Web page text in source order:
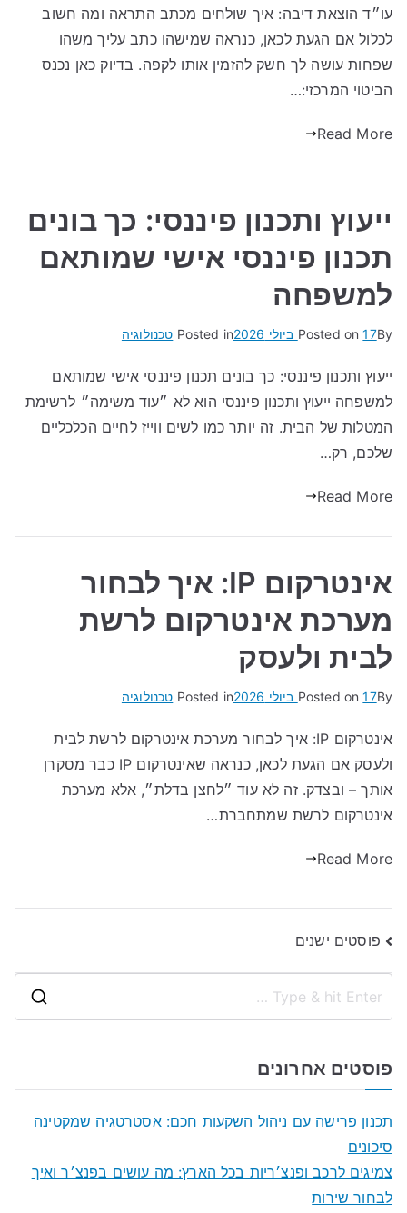
עו״ד הוצאת דיבה: איך שולחים מכתב התראה ומה חשוב
לכלול אם הגעת לכאן, כנראה שמישהו כתב עליך משהו
שפחות עושה לך חשק להזמין אותו לקפה. בדיוק כאן נכנס
הביטוי המרכזי:…
Read More
ייעוץ ותכנון פיננסי: כך בונים
תכנון פיננסי אישי שמותאם
למשפחה
By
Posted on17 ביולי 2026 Posted in טכנולוגיה
ייעוץ ותכנון פיננסי: כך בונים תכנון פיננסי אישי שמותאם
למשפחה ייעוץ ותכנון פיננסי הוא לא ״עוד משימה״ לרשימת
המטלות של הבית. זה יותר כמו לשים ווייז לחיים הכלכליים
שלכם, רק…
Read More
אינטרקום IP: איך לבחור
מערכת אינטרקום לרשת
לבית ולעסק
By
Posted on17 ביולי 2026 Posted in טכנולוגיה
אינטרקום IP: איך לבחור מערכת אינטרקום לרשת לבית
ולעסק אם הגעת לכאן, כנראה שאינטרקום IP כבר מסקרן
אותך – ובצדק. זה לא עוד ״לחצן בדלת״, אלא מערכת
אינטרקום לרשת שמתחברת…
Read More
ניווט
פוסטים ישנים
פוסטים אחרונים
תכנון פרישה עם ניהול השקעות חכם: אסטרטגיה שמקטינה
סיכונים
צמיגים לרכב ופנצ׳ריות בכל הארץ: מה עושים בפנצ׳ר ואיך
לבחור שירות